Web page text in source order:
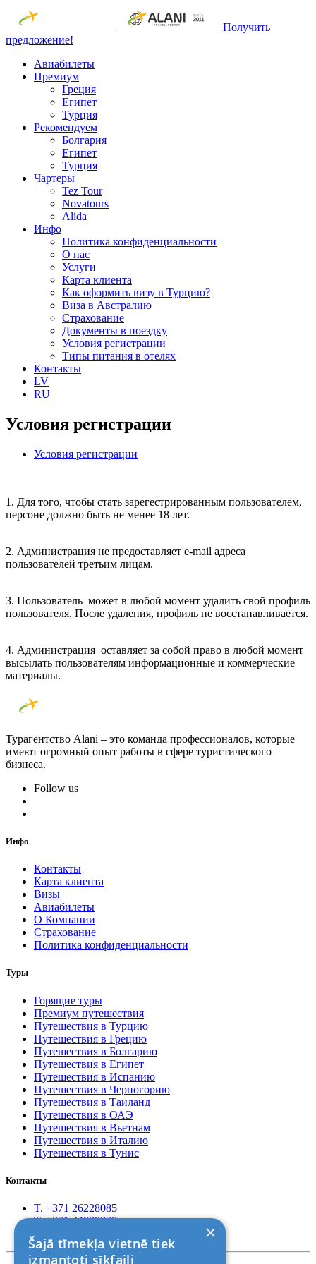
Получить
предложение!
Авиабилеты
Премиум
Греция
Египет
Турция
Рекомендуем
Болгария
Египет
Турция
Чартеры
Tez Tour
Novatours
Alida
Инфо
Политика конфиденциальности
О нас
Услуги
Карта клиента
Как оформить визу в Турцию?
Виза в Австралию
Страхование
Документы в поездку
Условия регистрации
Типы питания в отелях
Контакты
LV
RU
Условия регистрации
Условия регистрации
1. Для того, чтобы стать зарегестрированным пользователем,
персоне должно быть не менее 18 лет.
2. Администрация не предоставляет e-mail адреса
пользователей третьим лицам.
3. Пользователь может в любой момент удалить свой профиль
пользователя. После удаления, профиль не восстанавливается.
4. Администрация оставляет за собой право в любой момент
высылать пользователям информационные и коммерческие
материалы.
Турагентство Alani – это команда профессионалов, которые
имеют огромный опыт работы в сфере туристического
бизнеса.
Follow us
Инфо
Контакты
Карта клиента
Визы
Авиабилеты
О Компании
Страхование
Политика конфиденциальности
Туры
Горящие туры
Премиум путешествия
Путешествия в Турцию
Путешествия в Грецию
Путешествия в Болгарию
Путешествия в Египет
Путешествия в Испанию
Путешествия в Черногорию
Путешествия в Таиланд
Путешествия в ОАЭ
Путешествия в Вьетнам
Путешествия в Италию
Путешествия в Тунис
Контакты
T. +371 26228085
T. +371 24888878
×
Šajā tīmekļa vietnē tiek
izmantoti sīkfaili